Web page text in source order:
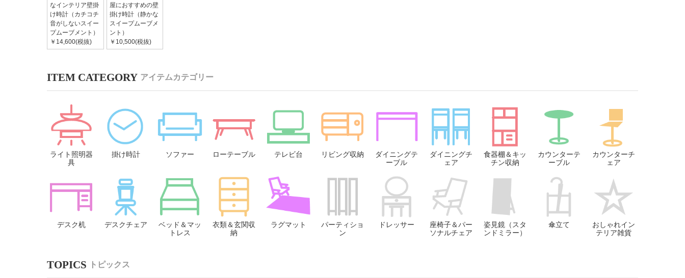
なインテリア壁掛
け時計（カチコチ
音がしないスイー
プムーブメント）
￥14,600(税抜)
屋におすすめの壁
掛け時計（静かな
スイープムーブメ
ント）
￥10,500(税抜)
アイテムカテゴリー
ライト照明器
具
掛け時計 ソファー ローテーブル テレビ台 リビング収納
ダイニングテ
ーブル
ダイニングチ
ェア
食器棚＆キッ
チン収納
カウンターテ
ーブル
カウンターチ
ェア
デスク机 デスクチェア
ベッド＆マッ
トレス
衣類＆玄関収
納
ラグマット
パーティショ
ン
ドレッサー
座椅子＆パー
ソナルチェア
姿見鏡（スタ
ンドミラー）
傘立て
おしゃれイン
テリア雑貨
トピックス